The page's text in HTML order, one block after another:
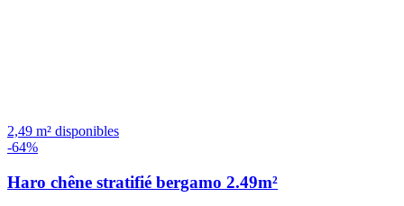
2,49 m² disponibles
-64%
Haro chêne stratifié bergamo 2.49m²